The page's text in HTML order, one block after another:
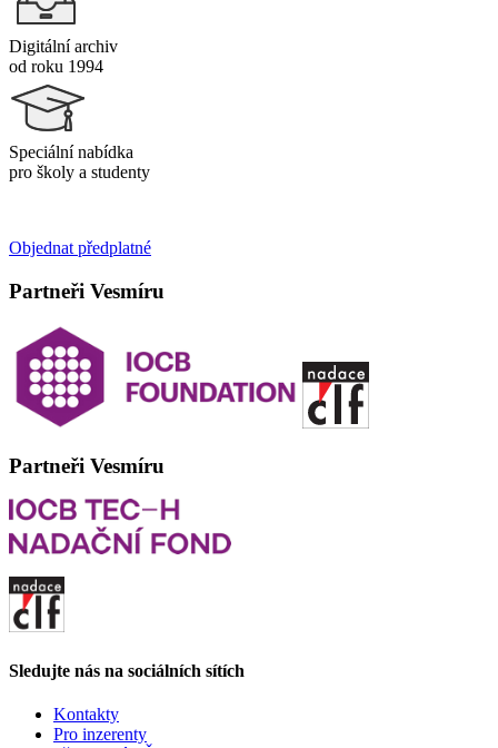
Digitální archiv
od roku 1994
Speciální nabídka
pro školy a studenty
Objednat předplatné
Partneři Vesmíru
Partneři Vesmíru
Sledujte nás na sociálních sítích
Kontakty
Pro inzerenty